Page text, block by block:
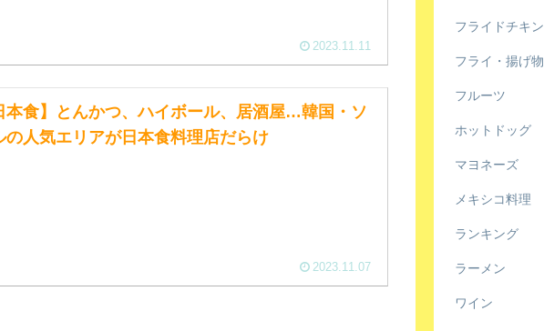
2023.11.11
本食】とんかつ、ハイボール、居酒屋…韓国・ソ
の人気エリアが日本食料理店だらけ
2023.11.07
フライドチキン
フライ・揚げ物
フルーツ
ホットドッグ
マヨネーズ
メキシコ料理
ランキング
ラーメン
ワイン